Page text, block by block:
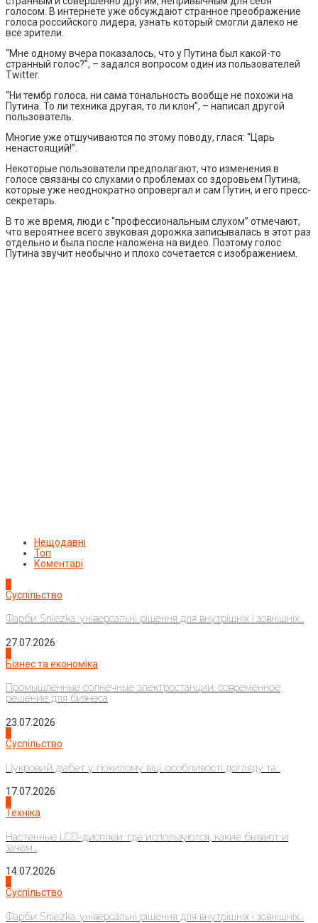
голосом. В интернете уже обсуждают странное преображение
голоса российского лидера, узнать который смогли далеко не
все зрители.
“Мне одному вчера показалось, что у Путина был какой-то
странный голос?”, – задался вопросом один из пользователей
Twitter.
“Ни тембр голоса, ни сама тональность вообще не похожи на
Путина. То ли техника другая, то ли клон”, – написал другой
пользователь.
Многие уже отшучиваются по этому поводу, глася: “Царь
ненастоящий!”.
Некоторые пользователи предполагают, что изменения в
голосе связаны со слухами о проблемах со здоровьем Путина,
которые уже неоднократно опровергал и сам Путин, и его пресс-
секретарь.
В то же время, люди с “профессиональным слухом” отмечают,
что вероятнее всего звуковая дорожка записывалась в этот раз
отдельно и была после наложена на видео. Поэтому голос
Путина звучит необычно и плохо сочетается с изображением.
Нещодавні
Топ
Коментарі
Суспільство
Фарби Sniezka: універсальні рішення для внутрішніх і зовнішніх...
27.07.2026
Бізнес та економіка
Промышленные солнечные электростанции: современное
решение для бизнеса
23.07.2026
Суспільство
Цукровий діабет у похилому віці: особливості догляду та...
17.07.2026
Техніка
Настенные LCD-дисплеи: где используются, какие бывают и
зачем...
14.07.2026
Суспільство
Фарби Sniezka: універсальні рішення для внутрішніх і зовнішніх...